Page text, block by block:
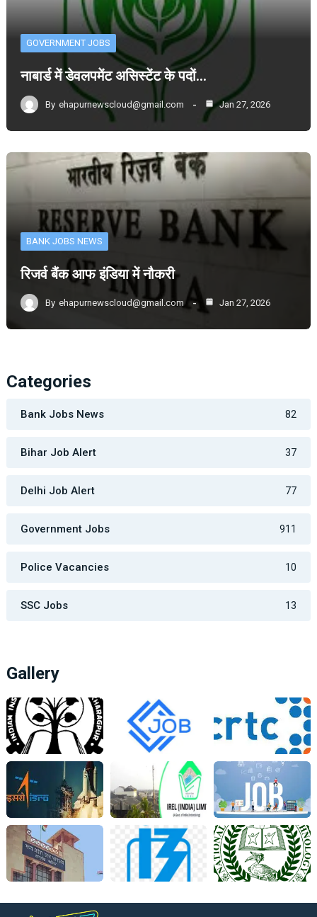
GOVERNMENT JOBS
नाबार्ड में डेवलपमेंट असिस्टेंट के पदों…
By ehapurnewscloud@gmail.com Jan 27, 2026
BANK JOBS NEWS
रिजर्व बैंक आफ इंडिया में नौकरी
By ehapurnewscloud@gmail.com Jan 27, 2026
Categories
Bank Jobs News 82
Bihar Job Alert 37
Delhi Job Alert 77
Government Jobs 911
Police Vacancies 10
SSC Jobs 13
Gallery